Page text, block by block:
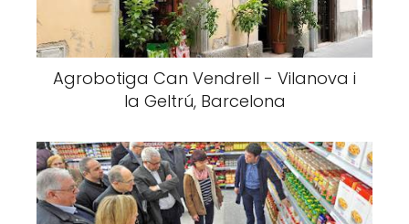
Agrobotiga Can Vendrell - Vilanova i
la Geltrú, Barcelona